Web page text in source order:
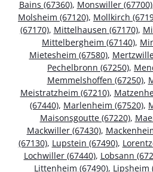
Bains (67360), Monswiller (67700)
Molsheim (67120), Mollkirch
(67170), Mittelhausen (67170),
Mittelbergheim (67140),
Mietesheim (67580),
Pechelbronn (67250),
Memmelshoffen (67250),
Meistratzheim (67210),
(67440), Marlenheim (67520),
Maisonsgoutte (67220),
Mackwiller (67430),
(67130), Lupstein (67490),
Lochwiller (67440), Lobsann
Littenheim (67490), Lipsheim